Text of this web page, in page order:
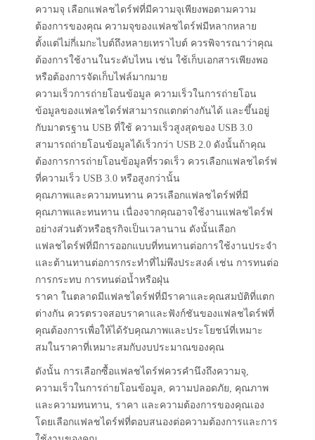
ความจุ เลือกแฟลชไดร์ฟที่มีความจุเพียงพอตามความ
ต้องการของคุณ ความจุของแฟลชไดร์ฟมีหลากหลาย
ตั้งแต่ไม่กี่เมกะไบต์ถึงหลายเทราไบต์ ควรพิจารณาว่าคุณ
ต้องการใช้งานในระดับไหน เช่น ใช้เก็บเอกสารเพียงพอ
หรือต้องการจัดเก็บไฟล์มากมาย
ความเร็วการถ่ายโอนข้อมูล ความเร็วในการถ่ายโอน
ข้อมูลของแฟลชไดร์ฟสามารถแตกต่างกันได้ และขึ้นอยู่
กับมาตรฐาน USB ที่ใช้ ความเร็วสูงสุดของ USB 3.0
สามารถถ่ายโอนข้อมูลได้เร็วกว่า USB 2.0 ดังนั้นถ้าคุณ
ต้องการการถ่ายโอนข้อมูลที่รวดเร็ว ควรเลือกแฟลชไดร์ฟ
ที่ความเร็ว USB 3.0 หรือสูงกว่านั้น
คุณภาพและความทนทาน ควรเลือกแฟลชไดร์ฟที่มี
คุณภาพและทนทาน เนื่องจากคุณอาจใช้งานแฟลชไดร์ฟ
อย่างส่วนตัวหรือธุรกิจเป็นเวลานาน ดังนั้นเลือก
แฟลชไดร์ฟที่มีการออกแบบที่ทนทานต่อการใช้งานประจำ
และต้านทานต่อการกระทำที่ไม่พึงประสงค์ เช่น การทนต่อ
การกระทบ การทนต่อน้ำหรือฝุ่น
ราคา ในตลาดมีแฟลชไดร์ฟที่มีราคาและคุณสมบัติที่แตก
ต่างกัน ควรตรวจสอบราคาและฟังก์ชันของแฟลชไดร์ฟที่
คุณต้องการเพื่อให้ได้รับคุณภาพและประโยชน์ที่เหมาะ
สมในราคาที่เหมาะสมกับงบประมาณของคุณ
ดังนั้น การเลือกซื้อแฟลชไดร์ฟควรคำนึงถึงความจุ,
ความเร็วในการถ่ายโอนข้อมูล, ความปลอดภัย, คุณภาพ
และความทนทาน, ราคา และความต้องการของคุณเอง
โดยเลือกแฟลชไดร์ฟที่ตอบสนองต่อความต้องการและการ